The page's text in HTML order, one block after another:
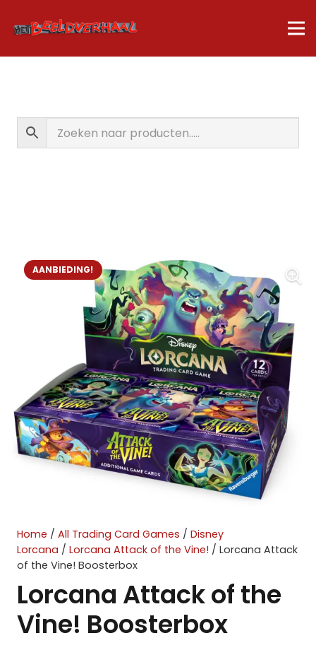
AANBIEDING!
Home / All Trading Card Games / Disney
Lorcana / Lorcana Attack of the Vine! / Lorcana Attack
of the Vine! Boosterbox
Lorcana Attack of the
Vine! Boosterbox